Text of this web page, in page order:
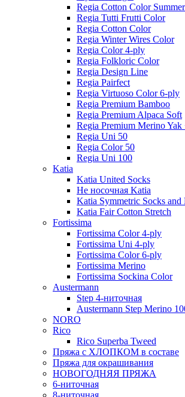
Regia Cotton Color
Regia Tutti Frutti Color
Regia Cotton Color
Regia Winter Wires Color
Regia Color 4-ply
Regia Folkloric Color
Regia Design Line
Regia Pairfect
Regia Virtuoso Color 6-ply
Regia Premium Bamboo
Regia Premium Alpaca Soft
Regia Premium Merino
Regia Uni 50
Regia Color 50
Regia Uni 100
Katia
Katia United Socks
Не носочная Katia
Katia Symmetric Socks and
Katia Fair Cotton Stretch
Fortissima
Fortissima Color 4-ply
Fortissima Uni 4-ply
Fortissima Color 6-ply
Fortissima Merino
Fortissima Sockina Color
Austermann
Step 4-ниточная
Austermann Step Merino
NORO
Rico
Rico Superba Tweed
Пряжа с ХЛОПКОМ в составе
Пряжа для окрашивания
НОВОГОДНЯЯ ПРЯЖА
6-ниточная
8-ниточная